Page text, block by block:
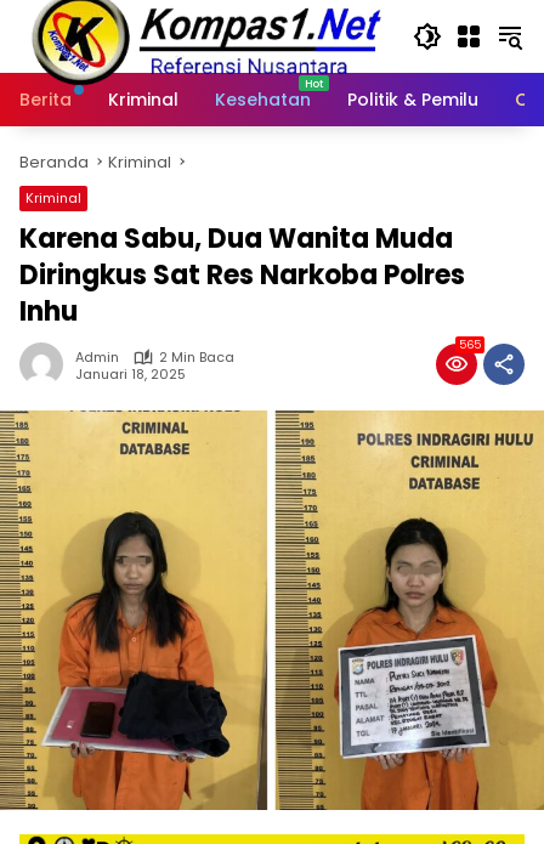
Langsung
konten
Berita
Kriminal Kesehatan Politik & Pemilu
Beranda Kriminal
Kriminal
Karena Sabu, Dua Wanita Muda
Diringkus Sat Res Narkoba Polres
Inhu
Admin
2 Min Baca
Januari 18, 2025
565